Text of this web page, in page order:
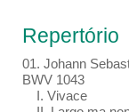
Repertório
01. Johann
BWV 1043
I. Vivace